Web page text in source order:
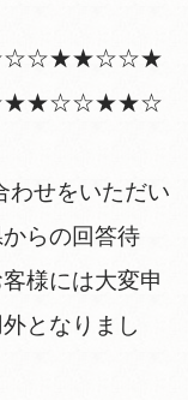
せをいただい
らの回答待
様には大変申
となりまし